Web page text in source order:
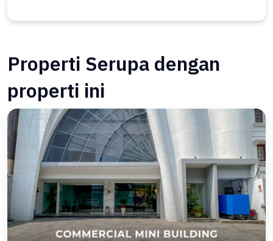
Properti Serupa dengan
properti ini